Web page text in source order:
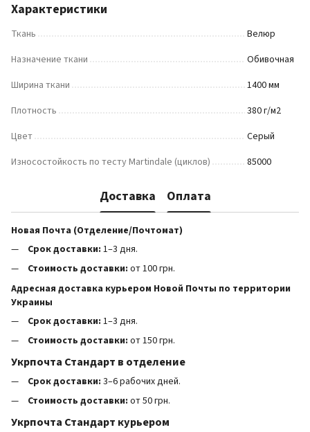
Характеристики
Ткань
Велюр
Назначение ткани
Обивочная
Ширина ткани
1400 мм
Плотность
380 г/м2
Цвет
Серый
Износостойкость по тесту Martindale (циклов)
85000
Доставка Оплата
Новая Почта (Отделение/Почтомат)
Срок доставки: 1–3 дня.
Стоимость доставки: от 100 грн.
Адресная доставка курьером Новой Почты по территории
Украины
Срок доставки: 1–3 дня.
Стоимость доставки: от 150 грн.
Укрпочта Стандарт в отделение
Срок доставки: 3–6 рабочих дней.
Стоимость доставки: от 50 грн.
Укрпочта Стандарт курьером